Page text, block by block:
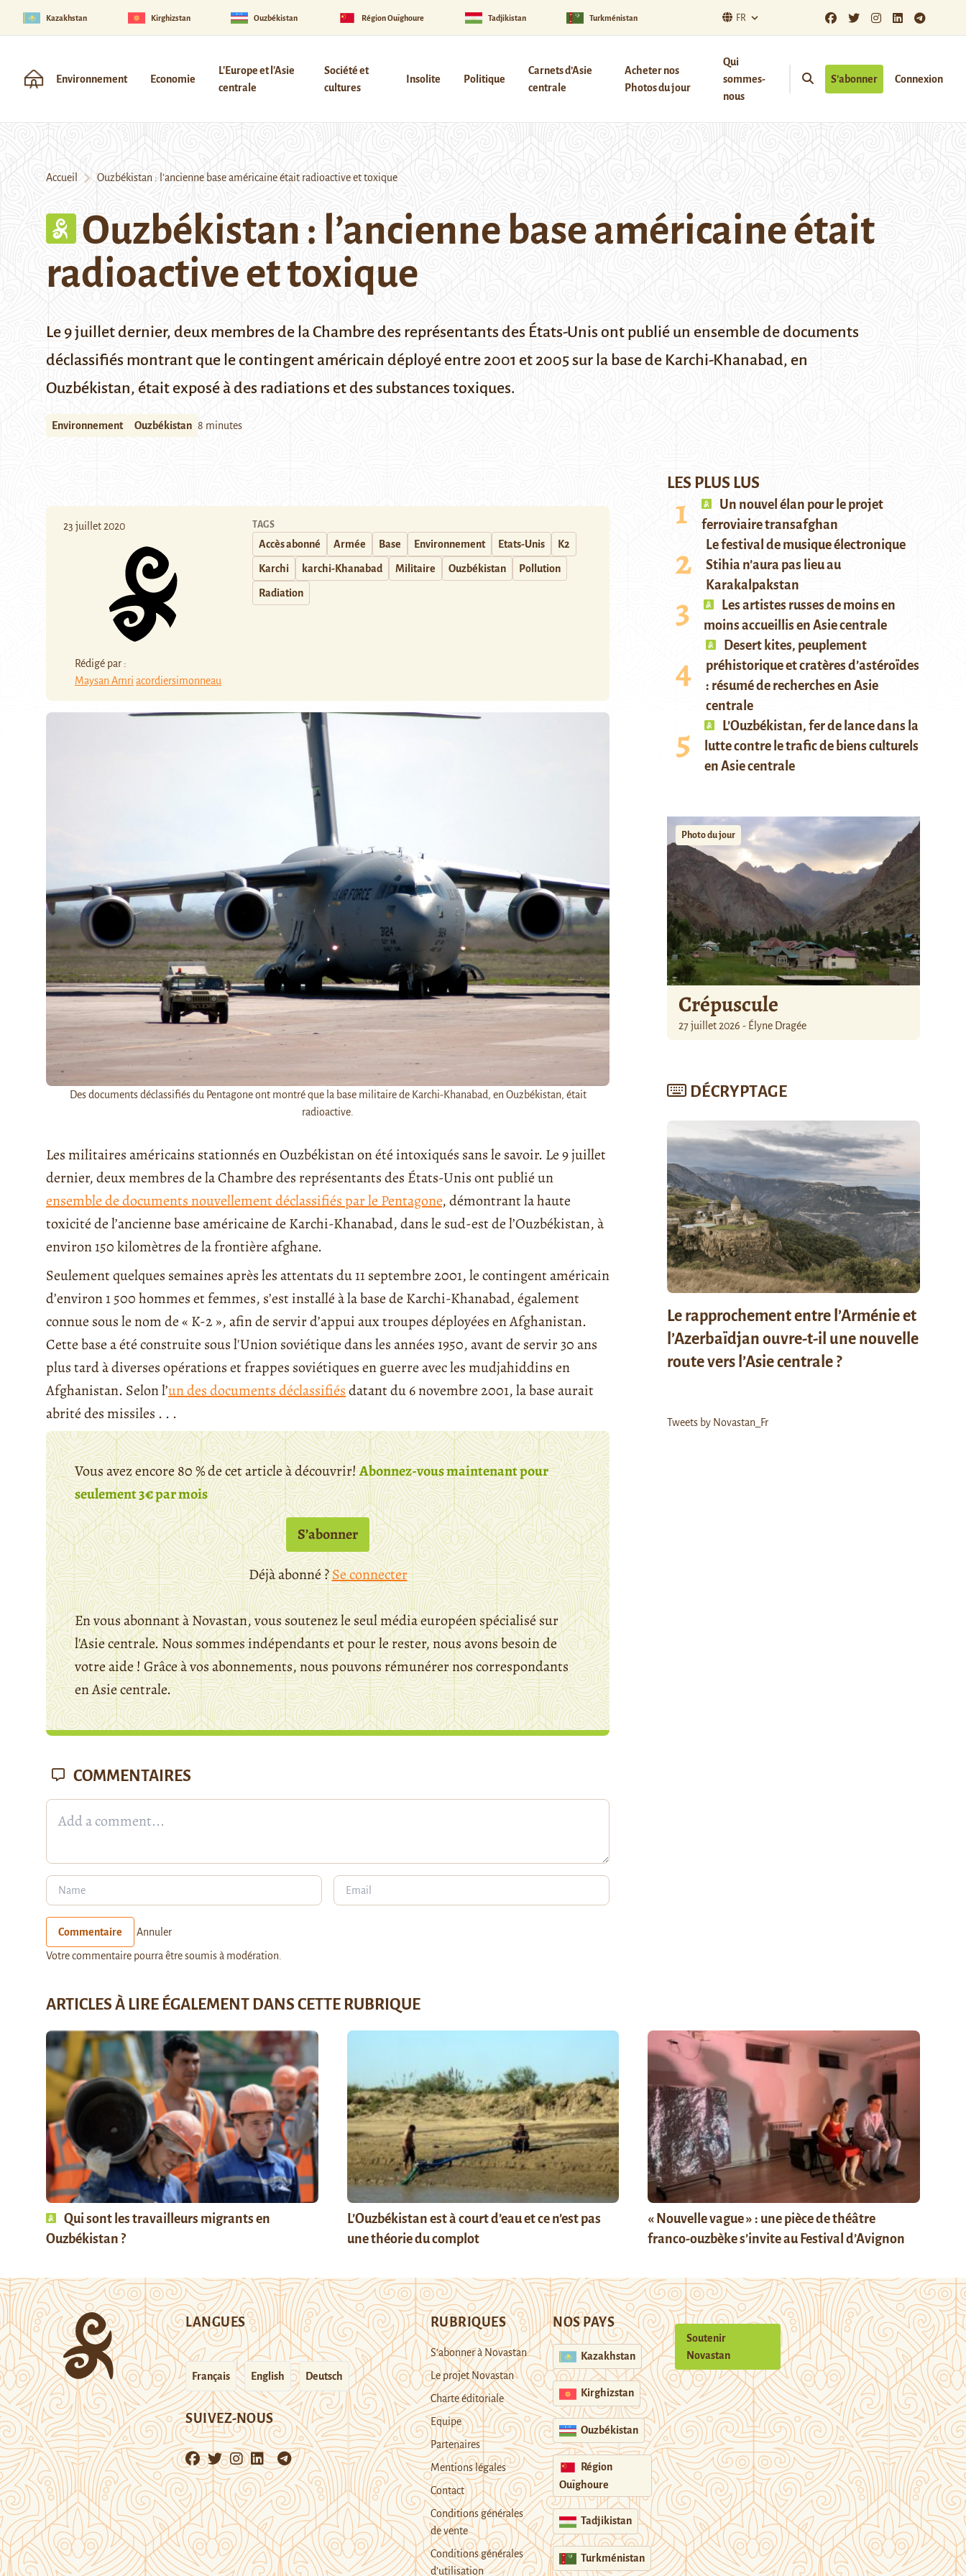
Kazakhstan Kirghizstan Ouzbékistan Région Ouïghoure Tadjikistan Turkménistan FR
Environnement Economie
L'Europe et l'Asie
centrale
Société et
cultures
Insolite Politique
Carnets d’Asie
centrale
Acheter nos
Photos du jour
Qui
sommes-
nous
S’abonner Connexion
Accueil Ouzbékistan : l’ancienne base américaine était radioactive et toxique
Ouzbékistan : l’ancienne base américaine était
radioactive et toxique
Le 9 juillet dernier, deux membres de la Chambre des représentants des États-Unis ont publié un ensemble de documents
déclassifiés montrant que le contingent américain déployé entre 2001 et 2005 sur la base de Karchi-Khanabad, en
Ouzbékistan, était exposé à des radiations et des substances toxiques.
Environnement Ouzbékistan 8 minutes
23 juillet 2020
Rédigé par :
Maysan Amri acordiersimonneau
TAGS
Accès abonné Armée Base Environnement Etats-Unis K2
Karchi karchi-Khanabad Militaire Ouzbékistan Pollution
Radiation
Des documents déclassifiés du Pentagone ont montré que la base militaire de Karchi-Khanabad, en Ouzbékistan, était
radioactive.
Les militaires américains stationnés en Ouzbékistan on été intoxiqués sans le savoir. Le 9 juillet
dernier, deux membres de la Chambre des représentants des États-Unis ont publié un
ensemble de documents nouvellement déclassifiés par le Pentagone, démontrant la haute
toxicité de l’ancienne base américaine de Karchi-Khanabad, dans le sud-est de l’Ouzbékistan, à
environ 150 kilomètres de la frontière afghane.
Seulement quelques semaines après les attentats du 11 septembre 2001, le contingent américain
d’environ 1 500 hommes et femmes, s’est installé à la base de Karchi-Khanabad, également
connue sous le nom de « K-2 », afin de servir d’appui aux troupes déployées en Afghanistan.
Cette base a été construite sous l'Union soviétique dans les années 1950, avant de servir 30 ans
plus tard à diverses opérations et frappes soviétiques en guerre avec les mudjahiddins en
Afghanistan. Selon l’un des documents déclassifiésdatant du 6 novembre 2001, la base aurait
abrité des missiles . . .
Vous avez encore 80 % de cet article à découvrir!Abonnez-vous maintenant pour
seulement 3€ par mois
S’abonner
Déjà abonné ?Se connecter
En vous abonnant à Novastan, vous soutenez le seul média européen spécialisé sur
l'Asie centrale. Nous sommes indépendants et pour le rester, nous avons besoin de
votre aide ! Grâce à vos abonnements, nous pouvons rémunérer nos correspondants
en Asie centrale.
LES PLUS LUS
Un nouvel élan pour le projet
ferroviaire transafghan
Le festival de musique électronique
Stihia n’aura pas lieu au
Karakalpakstan
Les artistes russes de moins en
moins accueillis en Asie centrale
Desert kites, peuplement
préhistorique et cratères d’astéroïdes
: résumé de recherches en Asie
centrale
L’Ouzbékistan, fer de lance dans la
lutte contre le trafic de biens culturels
en Asie centrale
Photo du jour
Crépuscule
27 juillet 2026 - Élyne Dragée
DÉCRYPTAGE
Le rapprochement entre l’Arménie et
l’Azerbaïdjan ouvre-t-il une nouvelle
route vers l’Asie centrale ?
Tweets by Novastan_Fr
COMMENTAIRES
Commentaire Annuler
Votre commentaire pourra être soumis à modération.
ARTICLES À LIRE ÉGALEMENT DANS CETTE RUBRIQUE
Qui sont les travailleurs migrants en
Ouzbékistan ?
L’Ouzbékistan est à court d’eau et ce n’est pas
une théorie du complot
« Nouvelle vague » : une pièce de théâtre
franco-ouzbèke s’invite au Festival d’Avignon
LANGUES
Français English Deutsch
SUIVEZ-NOUS
RUBRIQUES
S’abonner à Novastan
Le projet Novastan
Charte éditoriale
Equipe
Partenaires
Mentions légales
Contact
Conditions générales
de vente
Conditions générales
d’utilisation
NOS PAYS
Kazakhstan
Kirghizstan
Ouzbékistan
Région
Ouïghoure
Tadjikistan
Turkménistan
Soutenir
Novastan